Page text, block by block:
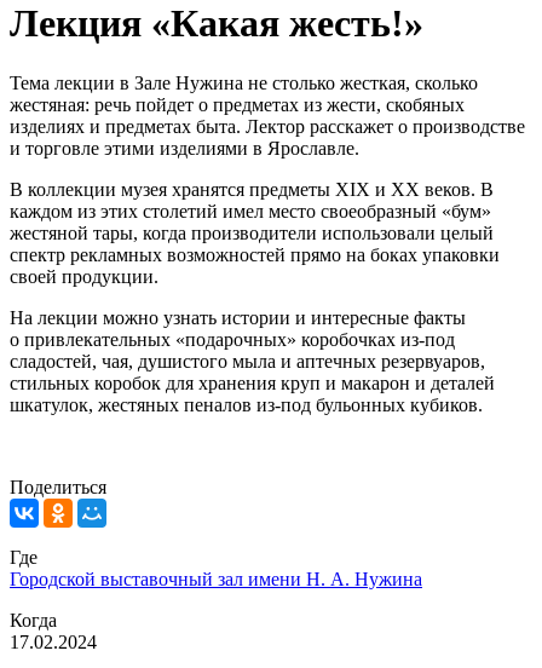
Лекция «Какая жесть!»
Тема лекции в Зале Нужина не столько жесткая, сколько
жестяная: речь пойдет о предметах из жести, скобяных
изделиях и предметах быта. Лектор расскажет о производстве
и торговле этими изделиями в Ярославле.
В коллекции музея хранятся предметы XIX и XX веков. В
каждом из этих столетий имел место своеобразный «бум»
жестяной тары, когда производители использовали целый
спектр рекламных возможностей прямо на боках упаковки
своей продукции.
На лекции можно узнать истории и интересные факты
о привлекательных «подарочных» коробочках из-под
сладостей, чая, душистого мыла и аптечных резервуаров,
стильных коробок для хранения круп и макарон и деталей
шкатулок, жестяных пеналов из-под бульонных кубиков.
Поделиться
Где
Городской выставочный зал имени Н. А. Нужина
Когда
17.02.2024